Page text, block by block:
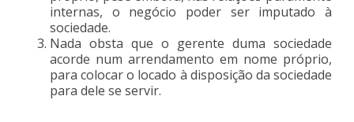
internas, o negócio poder ser imputado à
sociedade.
Nada obsta que o gerente duma sociedade
acorde num arrendamento em nome próprio,
para colocar o locado à disposição da sociedade
para dele se servir.